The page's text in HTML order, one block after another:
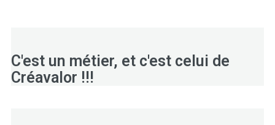
C'est un métier, et c'est celui de
Créavalor !!!